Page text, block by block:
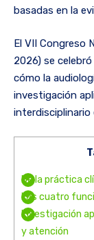
basadas en la
El VII Congreso
2026) se
cómo la
investigación
interdisciplinario
De la práctica
Las cuatro
Investigación
y atención